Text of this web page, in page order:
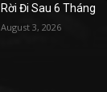
Rời Đi Sau 6 Tháng
August 3, 2026